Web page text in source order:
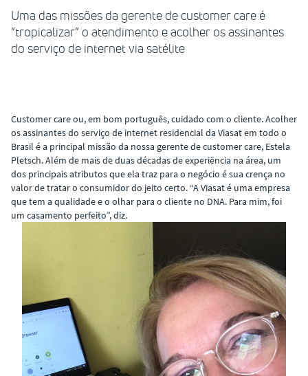
Uma das missões da gerente de customer care é
“tropicalizar” o atendimento e acolher os assinantes
do serviço de internet via satélite
Customer care ou, em bom português, cuidado com o cliente. Acolher
os assinantes do serviço de internet residencial da Viasat em todo o
Brasil é a principal missão da nossa gerente de customer care, Estela
Pletsch. Além de mais de duas décadas de experiência na área, um
dos principais atributos que ela traz para o negócio é sua crença no
valor de tratar o consumidor do jeito certo. “A Viasat é uma empresa
que tem a qualidade e o olhar para o cliente no DNA. Para mim, foi
um casamento perfeito”, diz.